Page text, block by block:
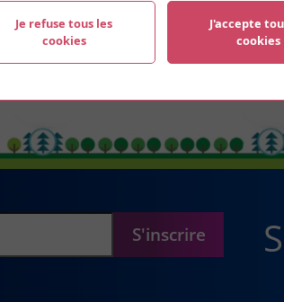
En savoir plus
S'inscrire
Je refuse tous les
cookies
J'accepte
cookies